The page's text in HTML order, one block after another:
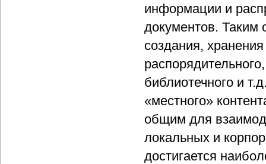
информации и
документов. Таким
создания,
библиотечного и
«местного»
общим для
локальных и
достигается